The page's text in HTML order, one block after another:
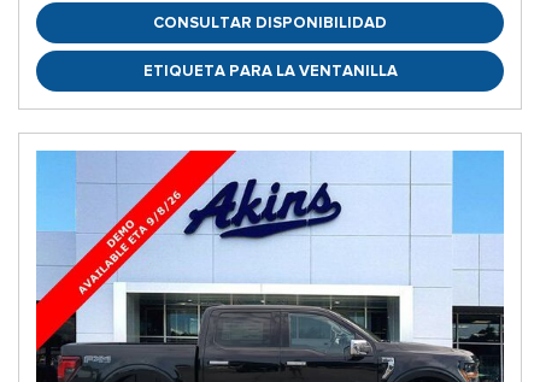
CONSULTAR DISPONIBILIDAD
ETIQUETA PARA LA VENTANILLA